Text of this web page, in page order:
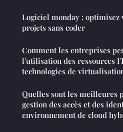
Logiciel monday : optimisez
projets sans coder
Comment les entreprises
l'utilisation des ressources
technologies de
Quelles sont les meilleures
gestion des accès et des
environnement de cloud